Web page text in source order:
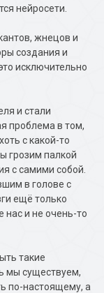
нейросети.
жнецов и
создания и
исключительно
и стали
проблема в том,
с какой-то
грозим палкой
с самими собой.
в голове с
ещё только
нас и не очень-то
такие
мы существуем,
по-настоящему, а